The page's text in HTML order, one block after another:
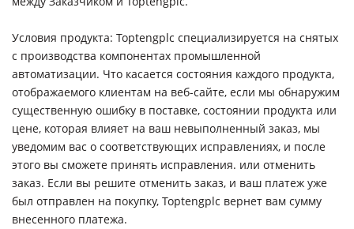
Условия продукта: Toptengplc специализируется на снятых
с производства компонентах промышленной
автоматизации. Что касается состояния каждого продукта,
отображаемого клиентам на веб-сайте, если мы обнаружим
существенную ошибку в поставке, состоянии продукта или
цене, которая влияет на ваш невыполненный заказ, мы
уведомим вас о соответствующих исправлениях, и после
этого вы сможете принять исправления. или отменить
заказ. Если вы решите отменить заказ, и ваш платеж уже
был отправлен на покупку, Toptengplc вернет вам сумму
внесенного платежа.